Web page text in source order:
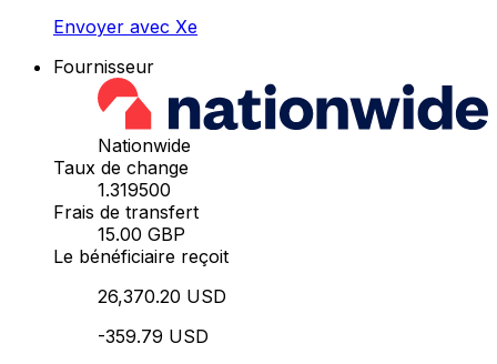
Envoyer avec Xe
Fournisseur
Nationwide
Taux de change
1.319500
Frais de transfert
15.00 GBP
Le bénéficiaire reçoit
26,370.20 USD
-359.79 USD